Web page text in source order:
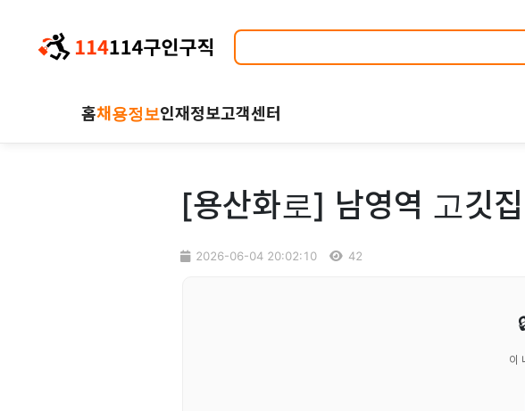
홈채용정보인재정보고객센터
[용산화로] 남영역 고깃
2026-06-04 20:02:10 42
이